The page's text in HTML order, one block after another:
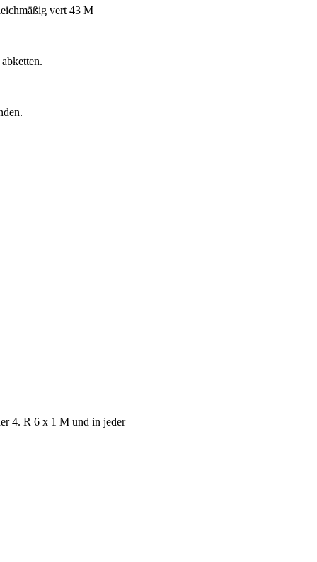
vert 43 M
4. R 6 x 1 M und in jeder